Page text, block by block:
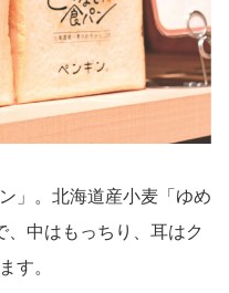
」。北海道産小麦「ゆめ
中はもっちり、耳はク
す。